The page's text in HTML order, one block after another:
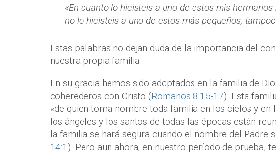
«En cuanto lo hicisteis a uno de estos mis
no lo hicisteis a uno de estos más pequeños,
Estas palabras no dejan duda de la importancia del
nuestra propia familia.
En su gracia hemos sido adoptados en la familia de
coherederos con Cristo (Romanos 8:15-17). Esta
«de quien toma nombre toda familia en los cielos y en
los ángeles y los santos de todas las épocas están
la familia se hará segura cuando el nombre del Padre
14:1 ). Pero aun ahora, en nuestro período de prueba,